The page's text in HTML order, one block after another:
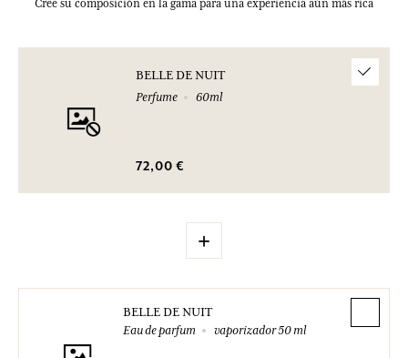
Cree su composición en la gama para una experiencia aún más rica
BELLE DE NUIT
Perfume
60ml
72,00 €
+
BELLE DE NUIT
Eau de parfum
vaporizador 50 ml